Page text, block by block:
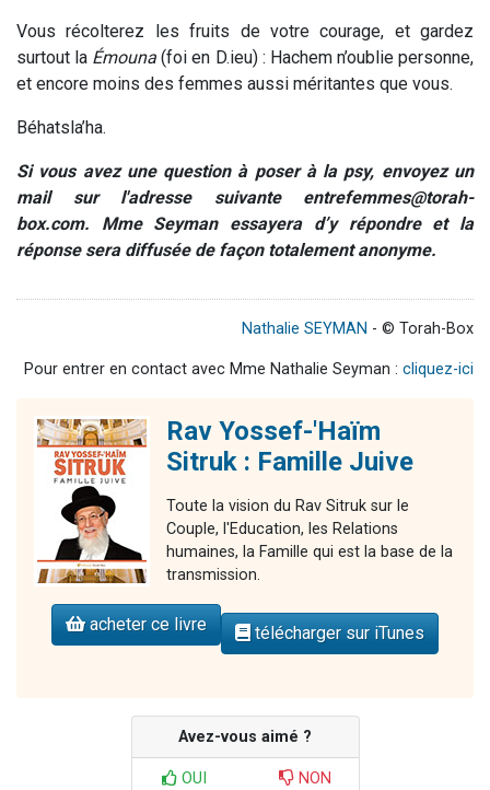
Vous récolterez les fruits de votre courage, et gardez
surtout la Émouna (foi en D.ieu) : Hachem n’oublie personne,
et encore moins des femmes aussi méritantes que vous.
Béhatsla’ha.
Si vous avez une question à poser à la psy, envoyez un
mail sur l'adresse suivante entrefemmes@torah-
box.com. Mme Seyman essayera d’y répondre et la
réponse sera diffusée de façon totalement anonyme.
Nathalie SEYMAN - © Torah-Box
Pour entrer en contact avec Mme Nathalie Seyman : cliquez-ici
Rav Yossef-'Haïm
Sitruk : Famille Juive
Toute la vision du Rav Sitruk sur le
Couple, l'Education, les Relations
humaines, la Famille qui est la base de la
transmission.
acheter ce livre télécharger sur iTunes
Avez-vous aimé ?
OUI NON